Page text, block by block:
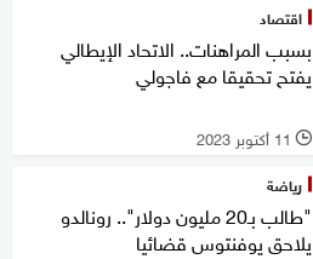
اقتصاد
بسبب المراهنات.. الاتحاد الإيطالي
يفتح تحقيقا مع فاجولي
l 11 أكتوبر 2023
رياضة
"طالب بـ20 مليون دولار".. رونالدو
يلاحق يوفنتوس قضائيا